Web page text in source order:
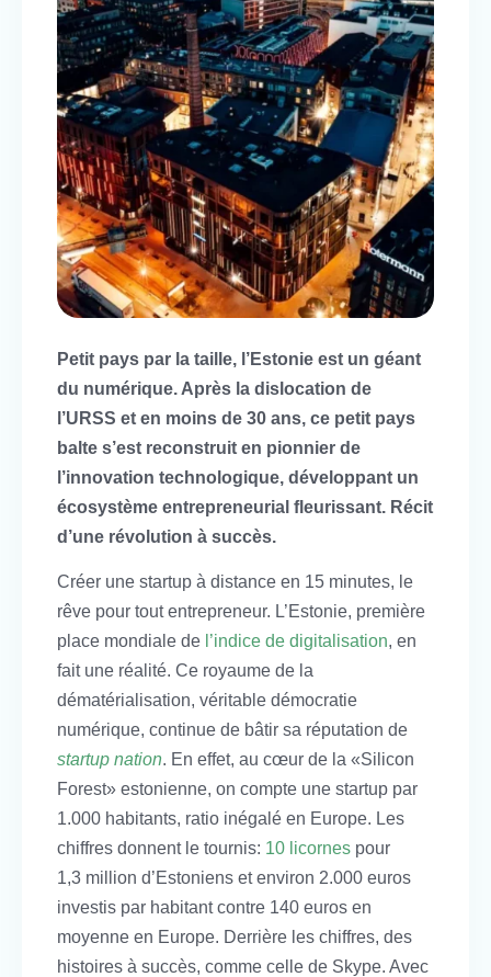
Petit pays par la taille, l’Estonie est un géant
du numérique. Après la dislocation de
l’URSS et en moins de 30 ans, ce petit pays
balte s’est reconstruit en pionnier de
l’innovation technologique, développant un
écosystème entrepreneurial fleurissant. Récit
d’une révolution à succès.
Créer une startup à distance en 15 minutes, le
rêve pour tout entrepreneur. L’Estonie, première
place mondiale de l’indice de digitalisation, en
fait une réalité. Ce royaume de la
dématérialisation, véritable démocratie
numérique, continue de bâtir sa réputation de
startup nation. En effet, au cœur de la «Silicon
Forest» estonienne, on compte une startup par
1.000 habitants, ratio inégalé en Europe. Les
chiffres donnent le tournis: 10 licornes pour
1,3 million d’Estoniens et environ 2.000 euros
investis par habitant contre 140 euros en
moyenne en Europe. Derrière les chiffres, des
histoires à succès, comme celle de Skype. Avec